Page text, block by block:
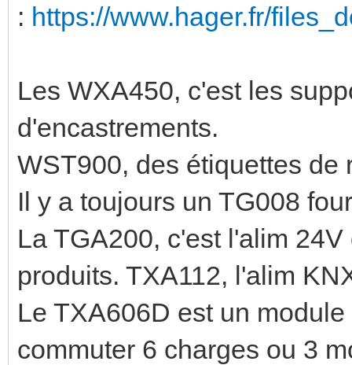
: https://www.hager.fr/
Les WXA450, c'est les
d'encastrements.
WST900, des étiquettes de
Il y a toujours un TG008
La TGA200, c'est l'alim
produits. TXA112, l'alim
Le TXA606D est un
commuter 6 charges ou 3